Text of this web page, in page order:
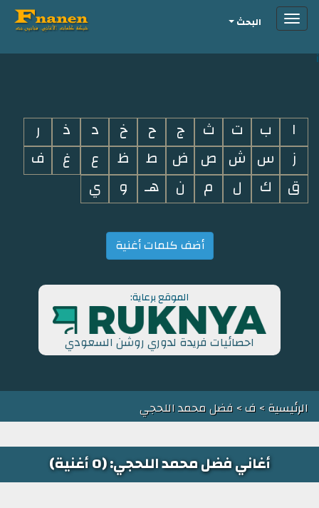
i
Toggleالبحث
ا ب ت ث ج ح خ د ذ
ر
ز
س ش ص ض ط ظ ع غ
ف
ق
ك ل م ن هـ و ي
أضف كلمات أغنية
الموقع برعاية:
احصائيات فريدة لدوري روشن السعودي
الرئيسية> ف> فضل محمد اللحجي
أغاني فضل محمد اللحجي: (0 أغنية)